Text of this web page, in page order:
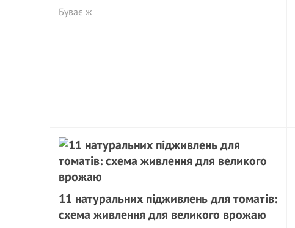
Буває ж
11 натуральних підживлень для томатів:
схема живлення для великого врожаю